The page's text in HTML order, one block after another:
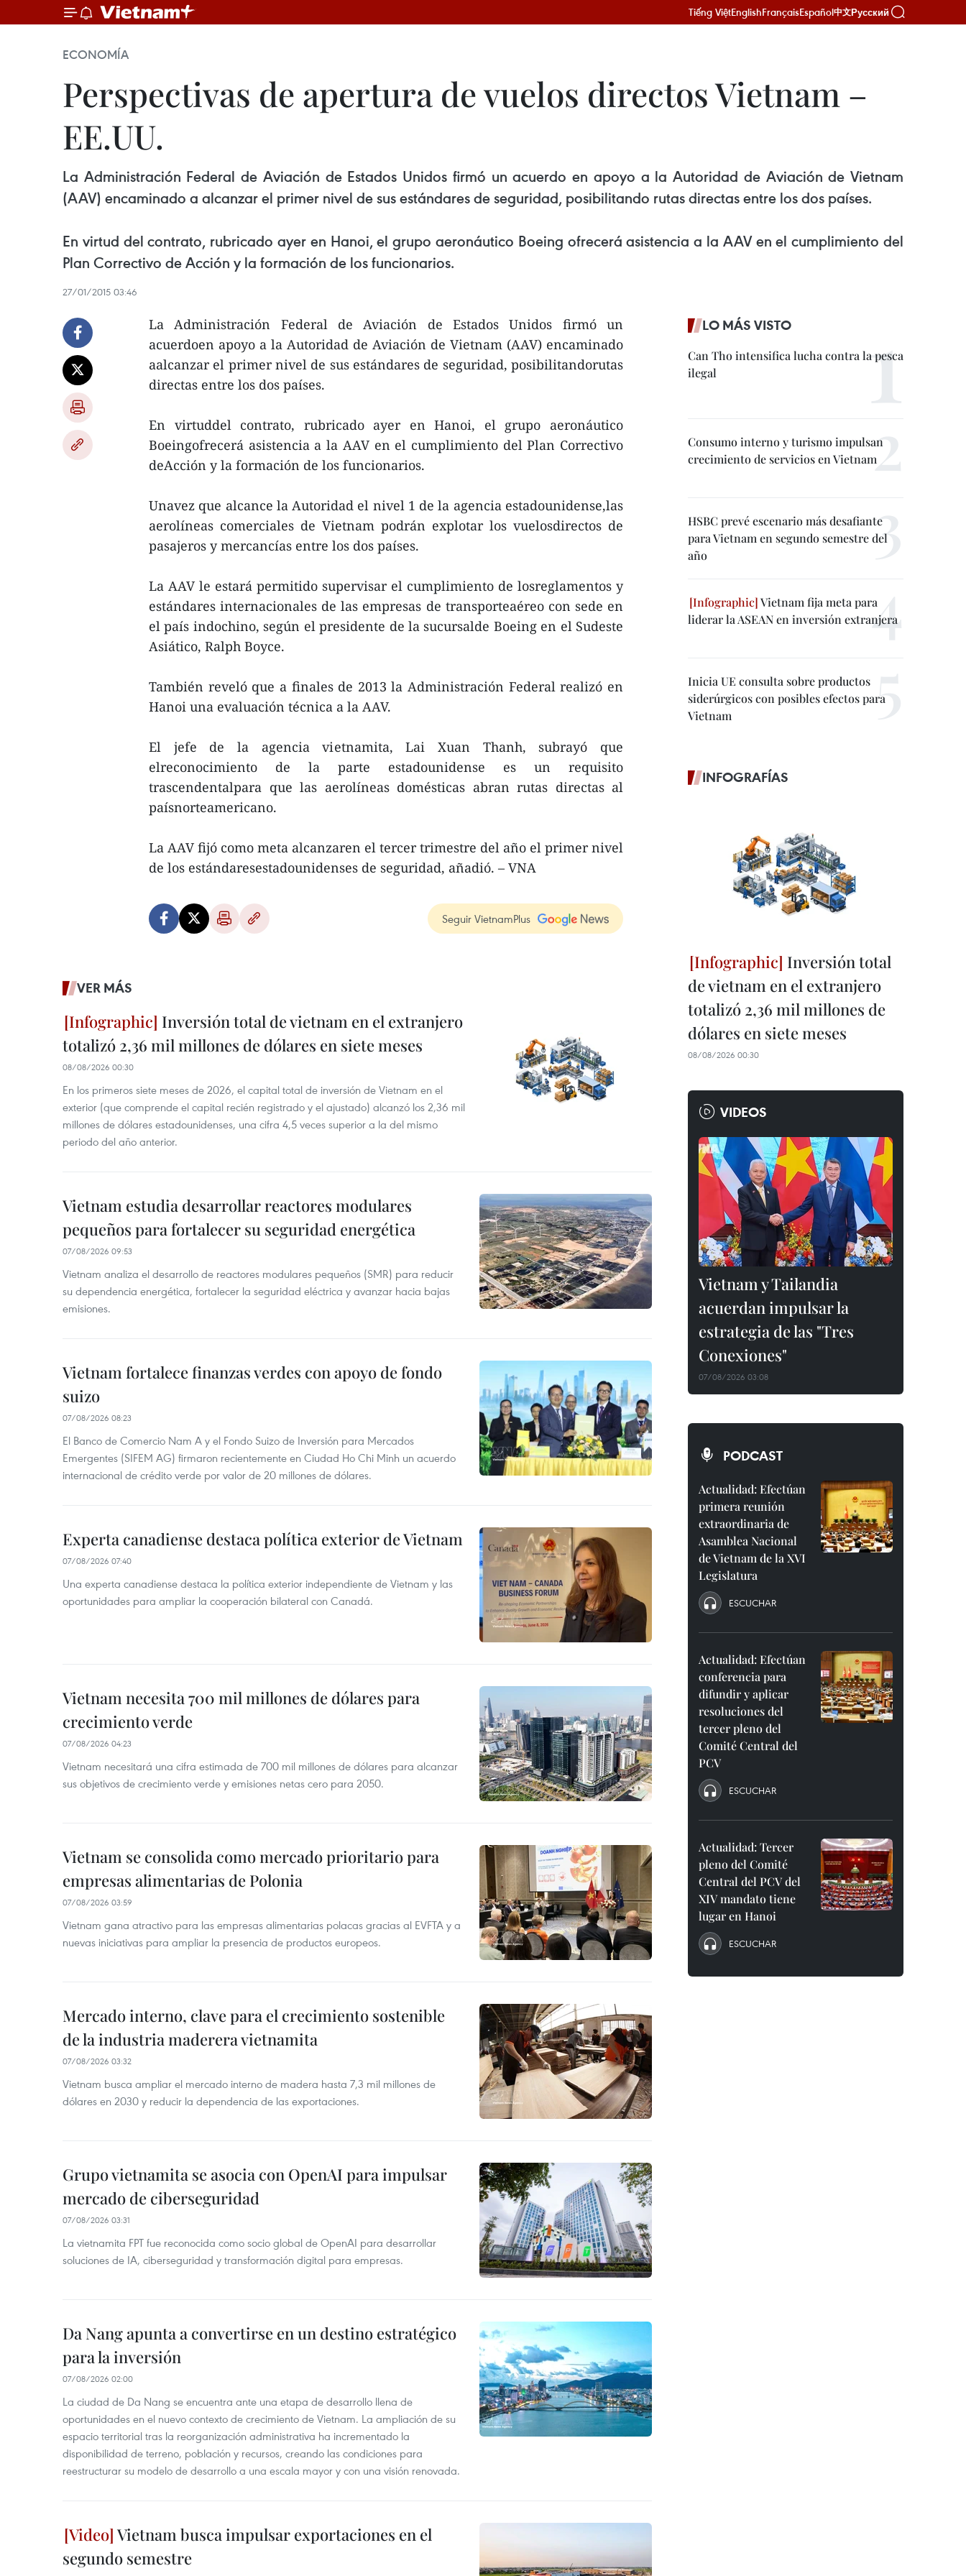
Tiếng ViệtEnglishFrançaisEspañol中文Русский
ECONOMÍA
Perspectivas de apertura de vuelos directos Vietnam –
EE.UU.
La Administración Federal de Aviación de Estados Unidos firmó un acuerdo en apoyo a la Autoridad de Aviación de Vietnam
(AAV) encaminado a alcanzar el primer nivel de sus estándares de seguridad, posibilitando rutas directas entre los dos países.
En virtud del contrato, rubricado ayer en Hanoi, el grupo aeronáutico Boeing ofrecerá asistencia a la AAV en el cumplimiento del
Plan Correctivo de Acción y la formación de los funcionarios.
27/01/2015 03:46
La Administración Federal de Aviación de Estados Unidos firmó un
acuerdoen apoyo a la Autoridad de Aviación de Vietnam (AAV) encaminado
aalcanzar el primer nivel de sus estándares de seguridad, posibilitandorutas
directas entre los dos países.
En virtuddel contrato, rubricado ayer en Hanoi, el grupo aeronáutico
Boeingofrecerá asistencia a la AAV en el cumplimiento del Plan Correctivo
deAcción y la formación de los funcionarios.
Unavez que alcance la Autoridad el nivel 1 de la agencia estadounidense,las
aerolíneas comerciales de Vietnam podrán explotar los vuelosdirectos de
pasajeros y mercancías entre los dos países.
La AAV le estará permitido supervisar el cumplimiento de losreglamentos y
estándares internacionales de las empresas de transporteaéreo con sede en
el país indochino, según el presidente de la sucursalde Boeing en el Sudeste
Asiático, Ralph Boyce.
También reveló que a finales de 2013 la Administración Federal realizó en
Hanoi una evaluación técnica a la AAV.
El jefe de la agencia vietnamita, Lai Xuan Thanh, subrayó que
elreconocimiento de la parte estadounidense es un requisito
trascendentalpara que las aerolíneas domésticas abran rutas directas al
paísnorteamericano.
La AAV fijó como meta alcanzaren el tercer trimestre del año el primer nivel
de los estándaresestadounidenses de seguridad, añadió. – VNA
Seguir VietnamPlus
VER MÁS
Inversión total de vietnam en el extranjero
totalizó 2,36 mil millones de dólares en siete meses
08/08/2026 00:30
En los primeros siete meses de 2026, el capital total de inversión de Vietnam en el
exterior (que comprende el capital recién registrado y el ajustado) alcanzó los 2,36 mil
millones de dólares estadounidenses, una cifra 4,5 veces superior a la del mismo
periodo del año anterior.
Vietnam estudia desarrollar reactores modulares
pequeños para fortalecer su seguridad energética
07/08/2026 09:53
Vietnam analiza el desarrollo de reactores modulares pequeños (SMR) para reducir
su dependencia energética, fortalecer la seguridad eléctrica y avanzar hacia bajas
emisiones.
Vietnam fortalece finanzas verdes con apoyo de fondo
suizo
07/08/2026 08:23
El Banco de Comercio Nam A y el Fondo Suizo de Inversión para Mercados
Emergentes (SIFEM AG) firmaron recientemente en Ciudad Ho Chi Minh un acuerdo
internacional de crédito verde por valor de 20 millones de dólares.
Experta canadiense destaca política exterior de Vietnam
07/08/2026 07:40
Una experta canadiense destaca la política exterior independiente de Vietnam y las
oportunidades para ampliar la cooperación bilateral con Canadá.
Vietnam necesita 700 mil millones de dólares para
crecimiento verde
07/08/2026 04:23
Vietnam necesitará una cifra estimada de 700 mil millones de dólares para alcanzar
sus objetivos de crecimiento verde y emisiones netas cero para 2050.
Vietnam se consolida como mercado prioritario para
empresas alimentarias de Polonia
07/08/2026 03:59
Vietnam gana atractivo para las empresas alimentarias polacas gracias al EVFTA y a
nuevas iniciativas para ampliar la presencia de productos europeos.
Mercado interno, clave para el crecimiento sostenible
de la industria maderera vietnamita
07/08/2026 03:32
Vietnam busca ampliar el mercado interno de madera hasta 7,3 mil millones de
dólares en 2030 y reducir la dependencia de las exportaciones.
Grupo vietnamita se asocia con OpenAI para impulsar
mercado de ciberseguridad
07/08/2026 03:31
La vietnamita FPT fue reconocida como socio global de OpenAI para desarrollar
soluciones de IA, ciberseguridad y transformación digital para empresas.
Da Nang apunta a convertirse en un destino estratégico
para la inversión
07/08/2026 02:00
La ciudad de Da Nang se encuentra ante una etapa de desarrollo llena de
oportunidades en el nuevo contexto de crecimiento de Vietnam. La ampliación de su
espacio territorial tras la reorganización administrativa ha incrementado la
disponibilidad de terreno, población y recursos, creando las condiciones para
reestructurar su modelo de desarrollo a una escala mayor y con una visión renovada.
Vietnam busca impulsar exportaciones en el
segundo semestre
LO MÁS VISTO
Can Tho intensifica lucha contra la pesca
ilegal
Consumo interno y turismo impulsan
crecimiento de servicios en Vietnam
HSBC prevé escenario más desafiante
para Vietnam en segundo semestre del
año
Vietnam fija meta para
liderar la ASEAN en inversión extranjera
Inicia UE consulta sobre productos
siderúrgicos con posibles efectos para
Vietnam
INFOGRAFÍAS
Inversión total
de vietnam en el extranjero
totalizó 2,36 mil millones de
dólares en siete meses
08/08/2026 00:30
VIDEOS
Vietnam y Tailandia
acuerdan impulsar la
estrategia de las "Tres
Conexiones"
07/08/2026 03:08
PODCAST
Actualidad: Efectúan
primera reunión
extraordinaria de
Asamblea Nacional
de Vietnam de la XVI
Legislatura
ESCUCHAR
Actualidad: Efectúan
conferencia para
difundir y aplicar
resoluciones del
tercer pleno del
Comité Central del
PCV
ESCUCHAR
Actualidad: Tercer
pleno del Comité
Central del PCV del
XIV mandato tiene
lugar en Hanoi
ESCUCHAR